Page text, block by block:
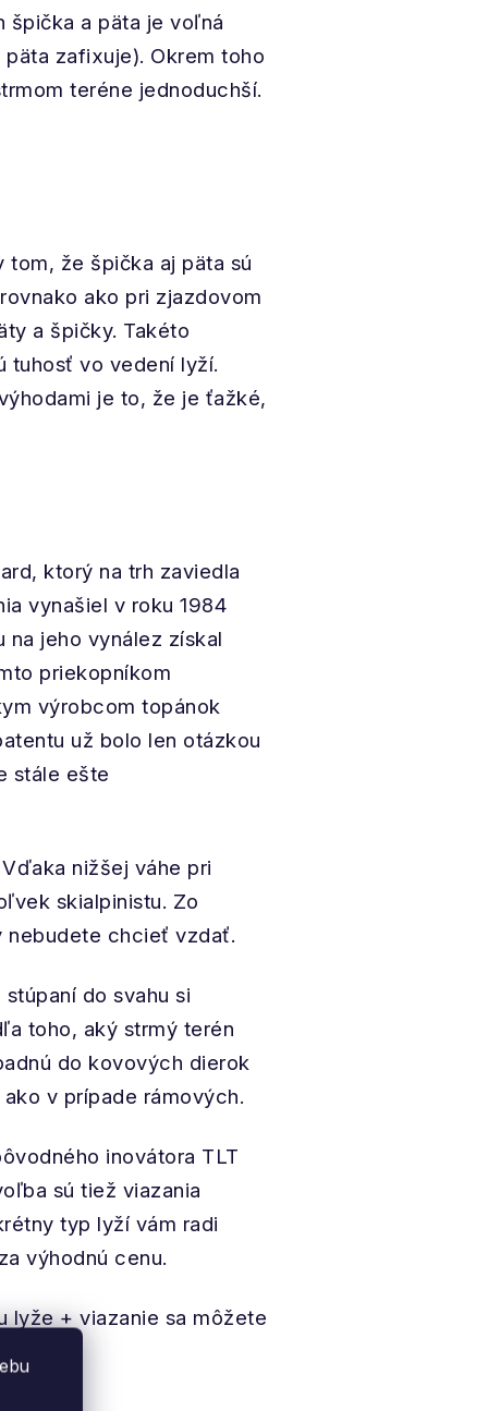
špička a päta je voľná
zafixuje). Okrem toho
teréne jednoduchší.
že špička aj päta sú
ako pri zjazdovom
a špičky. Takéto
tuhosť vo vedení lyží.
je to, že je ťažké,
ktorý na trh zaviedla
vynašiel v roku 1984
jeho vynález získal
priekopníkom
výrobcom topánok
už bolo len otázkou
stále ešte
nižšej váhe pri
skialpinistu. Zo
nebudete chcieť vzdať.
do svahu si
toho, aký strmý terén
do kovových dierok
v prípade rámových.
inovátora TLT
sú tiež viazania
typ lyží vám radi
výhodnú cenu.
lyže + viazanie sa môžete